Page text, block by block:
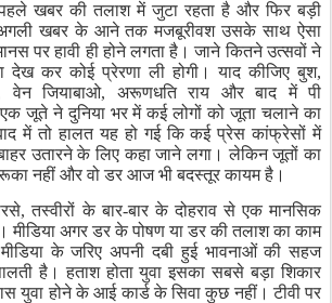
खबर की तलाश में जुटा रहता है और फिर बड़ी
खबर के आने तक मजबूरीवश उसके साथ ऐसा
पर हावी ही होने लगता है। जाने कितने उत्सवों ने
देख कर कोई प्रेरणा ली होगी। याद कीजिए बुश,
वेन जियाबाओ, अरूणधति राय और बाद में
पी
एक जूते ने दुनिया भर में कई लोगों को जूता चलाने का
में तो हालत यह हो गई कि कई प्रेस कांफ्रेसों में
उतारने के लिए कहा जाने लगा। लेकिन जूतों का
नहीं और वो डर आज भी बदस्तूर कायम है।
,तस्वीरों के बार-बार के दोहराव से एक मानसिक
मीडिया अगर डर के पोषण या डर की तलाश का काम
मीडिया के जरिए अपनी दबी हुई भावनाओं की सहज
है। हताश होता युवा इसका सबसे बड़ा शिकार
युवा होने के आई कार्ड के सिवा कुछ नहीं। टीवी पर